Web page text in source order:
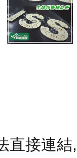
直接連